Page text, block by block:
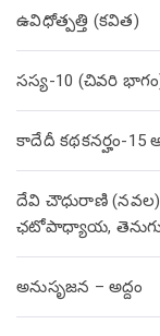
ఉవిధోత్పత్తి (కవిత)
సస్య-10 (చివరి
కాదేదీ కథకనర్హం-15
దేవి చౌధురాణి (నవల)
ఛటోపాధ్యాయ, తెనుగు
అనుసృజన – అద్దం